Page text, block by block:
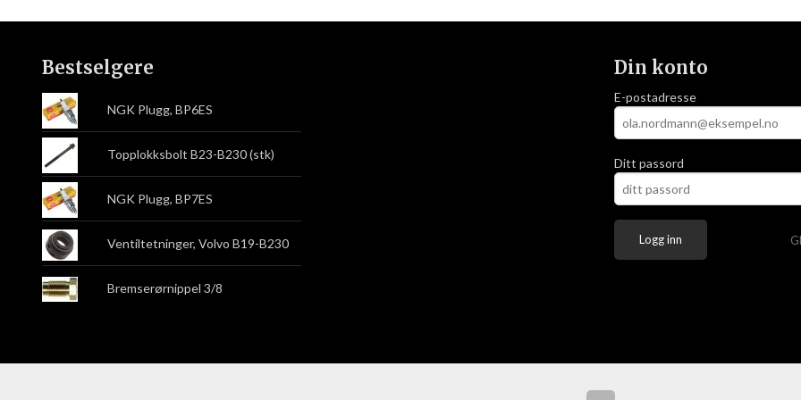
Bestselgere
NGK Plugg, BP6ES
Topplokksbolt B23-B230 (stk)
NGK Plugg, BP7ES
Ventiltetninger, Volvo B19-B230
Bremserørnippel 3/8
Din konto
E-postadresse
Ditt passord